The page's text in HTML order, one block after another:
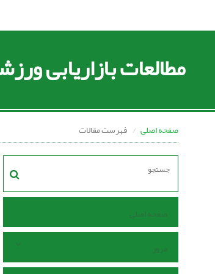
مطالعات بازاریابی
صفحه اصلی فهرست مقالات
صفحه اصلی
مرور